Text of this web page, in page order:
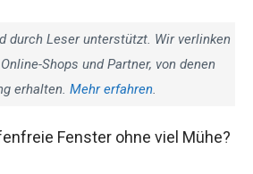
durch Leser unterstützt. Wir verlinken
Shops und Partner, von denen
erhalten. Mehr erfahren.
Fenster ohne viel Mühe?